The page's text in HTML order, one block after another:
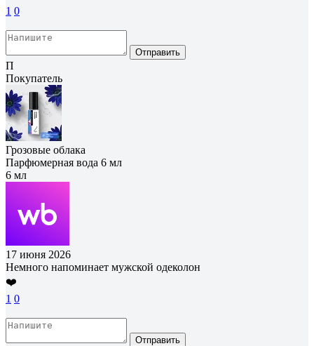
1 0
Отправить
П
Покупатель
Грозовые облака
Парфюмерная вода 6 мл
6 мл
17 июня 2026
Немного напоминает мужской одеколон
❤️
1 0
Отправить